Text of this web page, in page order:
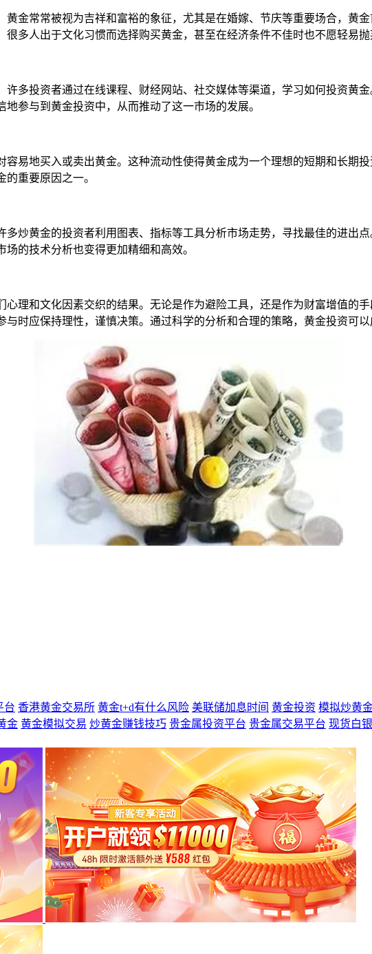
金常常被视为吉祥和富裕的象征，尤其是在婚嫁、节庆等重要场合，黄
多人出于文化习惯而选择购买黄金，甚至在经济条件不佳时也不愿轻易抛
多投资者通过在线课程、财经网站、社交媒体等渠道，学习如何投资黄
参与到黄金投资中，从而推动了这一市场的发展。
易地买入或卖出黄金。这种流动性使得黄金成为一个理想的短期和长期
重要原因之一。
炒黄金的投资者利用图表、指标等工具分析市场走势，寻找最佳的进出
的技术分析也变得更加精细和高效。
理和文化因素交织的结果。无论是作为避险工具，还是作为财富增值的
时应保持理性，谨慎决策。通过科学的分析和合理的策略，黄金投资可以
台 香港黄金交易所 黄金t+d有什么风险 美联储加息时间 黄金投资 模拟炒黄
金 黄金模拟交易 炒黄金赚钱技巧 贵金属投资平台 贵金属交易平台 现货白